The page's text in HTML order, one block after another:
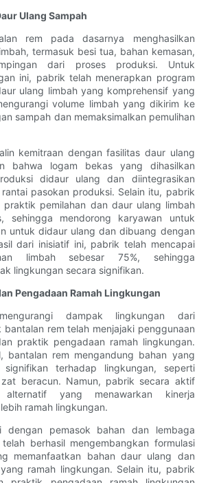
Ulang Sampah
rem pada dasarnya menghasilkan
termasuk besi tua, bahan kemasan,
dari proses produksi. Untuk
ini, pabrik telah menerapkan program
ulang limbah yang komprehensif yang
volume limbah yang dikirim ke
sampah dan memaksimalkan pemulihan
kemitraan dengan fasilitas daur ulang
bahwa logam bekas yang dihasilkan
didaur ulang dan diintegrasikan
pasokan produksi. Selain itu, pabrik
praktik pemilahan dan daur ulang limbah
sehingga mendorong karyawan untuk
untuk didaur ulang dan dibuang dengan
dari inisiatif ini, pabrik telah mencapai
limbah sebesar 75%, sehingga
lingkungan secara signifikan.
Pengadaan Ramah Lingkungan
dampak lingkungan dari
rem telah menjajaki penggunaan
praktik pengadaan ramah lingkungan.
bantalan rem mengandung bahan yang
signifikan terhadap lingkungan, seperti
beracun. Namun, pabrik secara aktif
yang menawarkan kinerja
ramah lingkungan.
dengan pemasok bahan dan lembaga
berhasil mengembangkan formulasi
memanfaatkan bahan daur ulang dan
ramah lingkungan. Selain itu, pabrik